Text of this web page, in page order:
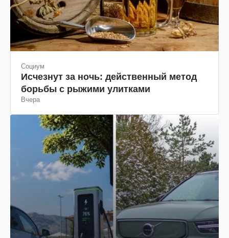
Социум
Исчезнут за ночь: действенный метод
борьбы с рыжими улитками
Вчера